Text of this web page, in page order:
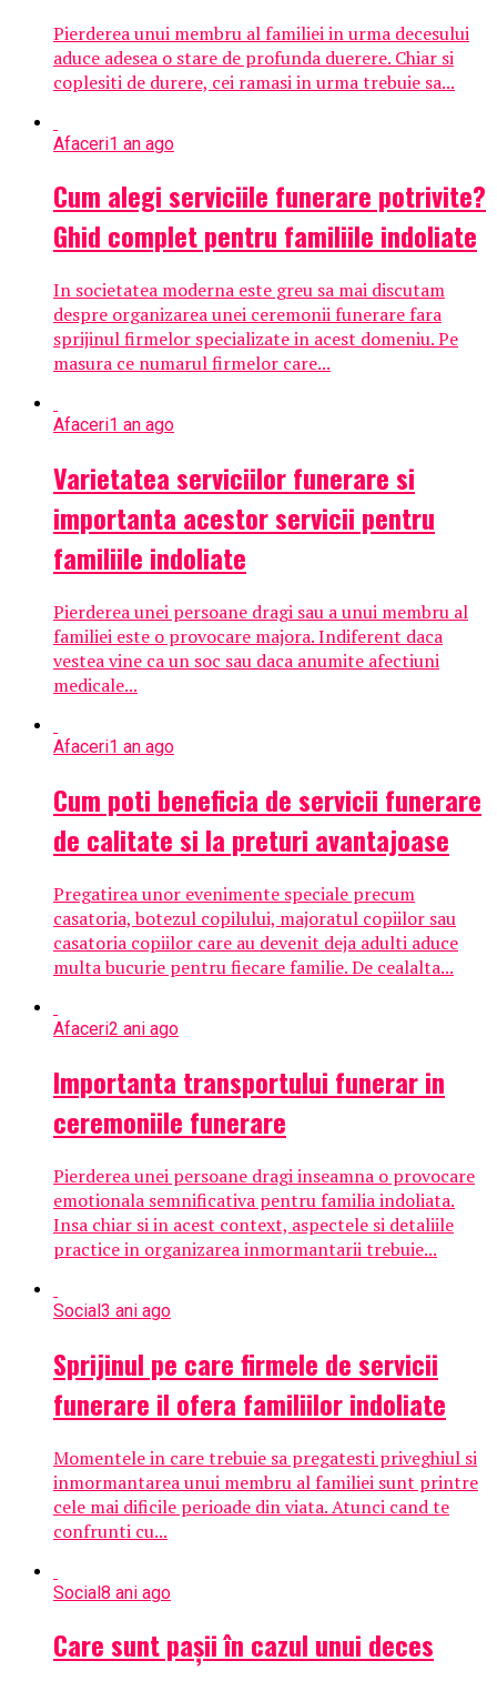
Pierderea unui membru al familiei in urma decesului
aduce adesea o stare de profunda duerere. Chiar si
coplesiti de durere, cei ramasi in urma trebuie sa...
Afaceri1 an ago
Cum alegi serviciile funerare potrivite?
Ghid complet pentru familiile indoliate
In societatea moderna este greu sa mai discutam
despre organizarea unei ceremonii funerare fara
sprijinul firmelor specializate in acest domeniu. Pe
masura ce numarul firmelor care...
Afaceri1 an ago
Varietatea serviciilor funerare si
importanta acestor servicii pentru
familiile indoliate
Pierderea unei persoane dragi sau a unui membru al
familiei este o provocare majora. Indiferent daca
vestea vine ca un soc sau daca anumite afectiuni
medicale...
Afaceri1 an ago
Cum poti beneficia de servicii funerare
de calitate si la preturi avantajoase
Pregatirea unor evenimente speciale precum
casatoria, botezul copilului, majoratul copiilor sau
casatoria copiilor care au devenit deja adulti aduce
multa bucurie pentru fiecare familie. De cealalta...
Afaceri2 ani ago
Importanta transportului funerar in
ceremoniile funerare
Pierderea unei persoane dragi inseamna o provocare
emotionala semnificativa pentru familia indoliata.
Insa chiar si in acest context, aspectele si detaliile
practice in organizarea inmormantarii trebuie...
Social3 ani ago
Sprijinul pe care firmele de servicii
funerare il ofera familiilor indoliate
Momentele in care trebuie sa pregatesti priveghiul si
inmormantarea unui membru al familiei sunt printre
cele mai dificile perioade din viata. Atunci cand te
confrunti cu...
Social8 ani ago
Care sunt pașii în cazul unui deces